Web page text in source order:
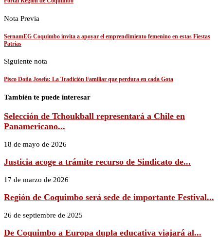
Nota Previa
SernamEG Coquimbo invita a apoyar el emprendimiento femenino en estas Fiestas
Patrias
Siguiente nota
Pisco Doña Josefa: La Tradición Familiar que perdura en cada Gota
También te puede interesar
Selección de Tchoukball representará a Chile en
Panamericano...
18 de mayo de 2026
Justicia acoge a trámite recurso de Sindicato de...
17 de marzo de 2026
Región de Coquimbo será sede de importante Festival...
26 de septiembre de 2025
De Coquimbo a Europa dupla educativa viajará al...